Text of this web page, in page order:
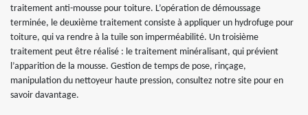
traitement anti-mousse pour toiture. L’opération de démoussage
terminée, le deuxième traitement consiste à appliquer un hydrofuge pour
toiture, qui va rendre à la tuile son imperméabilité. Un troisième
traitement peut être réalisé : le traitement minéralisant, qui prévient
l’apparition de la mousse. Gestion de temps de pose, rinçage,
manipulation du nettoyeur haute pression, consultez notre site pour en
savoir davantage.